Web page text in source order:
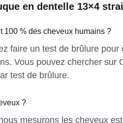
en dentelle 13×4
100 % des cheveux humains ?
faire un test de brûlure
Vous pouvez chercher sur
test de brûlure.
?
mesurons les cheveux